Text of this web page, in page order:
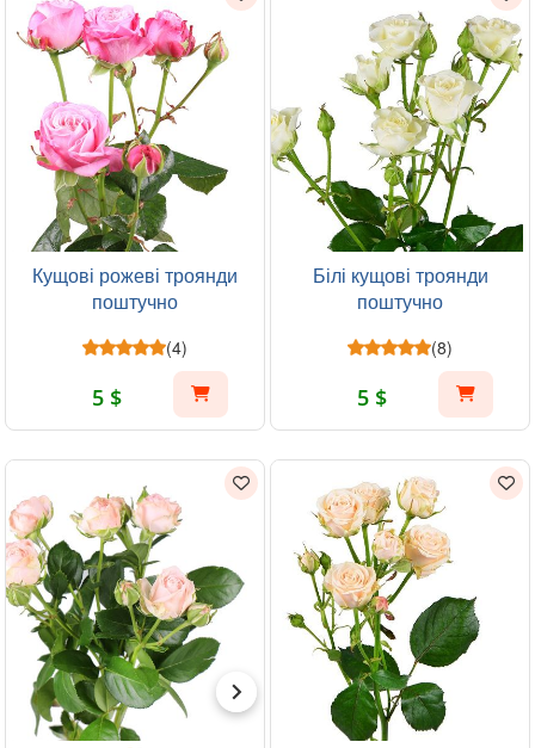
Кущові рожеві троянди
поштучно
(4)
5 $
Білі кущові троянди
поштучно
(8)
5 $